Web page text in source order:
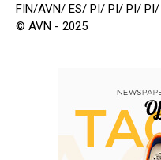
FIN/AVN/ ES/ PI/ PI/ PI/ PI/
© AVN - 2025